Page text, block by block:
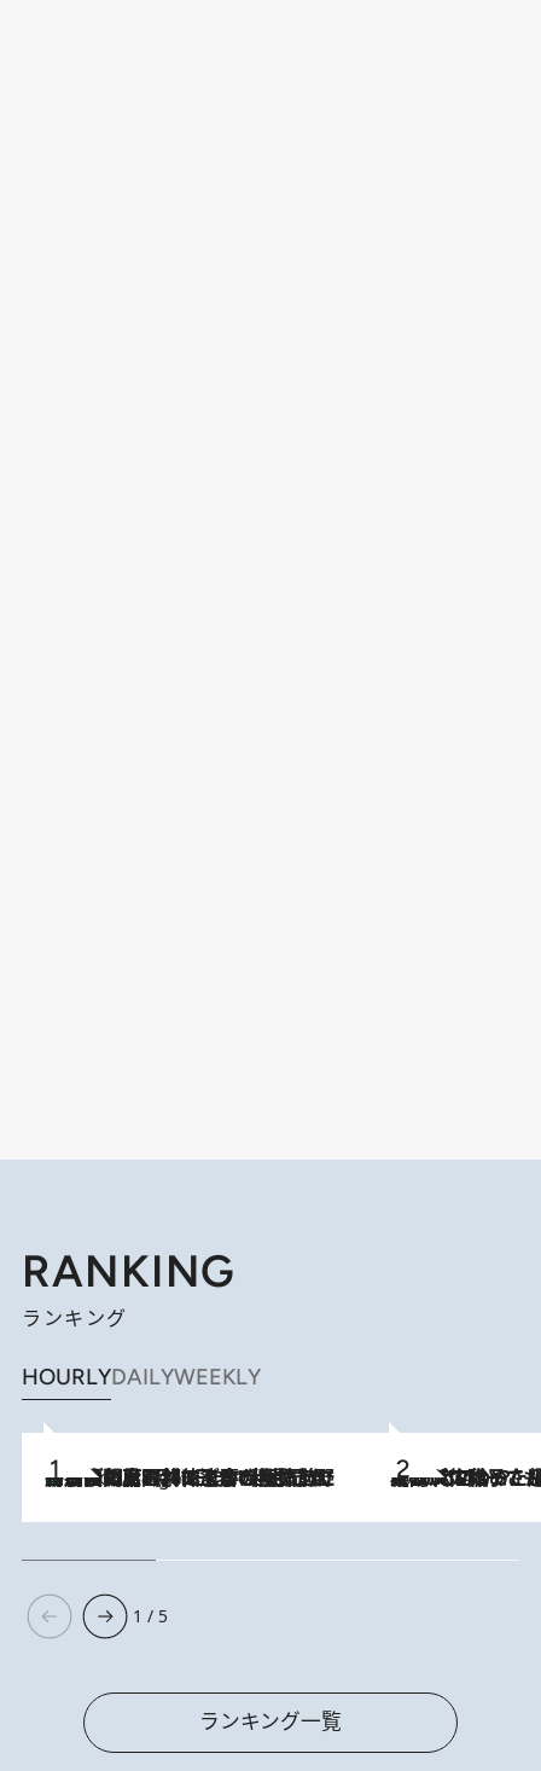
RANKING
ランキング
HOURLYDAILYWEEKLY
9 Hours Ago
「最後に見られてよかった」上野動物園の東園パンダ舎が解体前に特別公開。8月16日まで延長されたパネル展と共に辿る“半世紀”のパンダ飼育《解体工事の図面あり》 2026.8.5
【阿川佐和子さんの年とる力】なぜ70代で始めた趣味は“こんなに楽しい”のか？ ピアノ、俳句…スランプに陥っても続けられる“ある秘訣”とは
1 / 5
ランキング一覧